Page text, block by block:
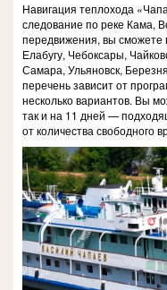
Навигация теплохода
следование по реке Кама,
передвижения, вы сможете
Елабугу, Чебоксары,
Самара, Ульяновск,
перечень зависит от
несколько вариантов. Вы
так и на 11 дней —
от количества свободного